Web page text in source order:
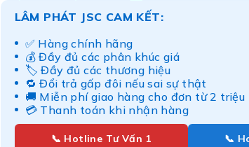
LÂM PHÁT JSC CAM KẾT:
✅ Hàng chính hãng
💰 Đầy đủ các phân khúc giá
🏷️ Đầy đủ các thương hiệu
🔁 Đổi trả gấp đôi nếu sai sự thật
🚚 Miễn phí giao hàng cho đơn từ 2 triệu
💳 Thanh toán khi nhận hàng
📞 Hotline Tư Vấn 1 📞